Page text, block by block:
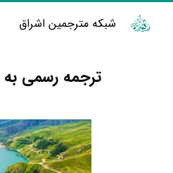
شبکه مترجمین اشراق
ترجمه رسمی به